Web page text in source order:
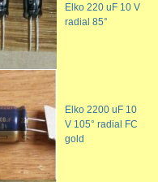
Elko 220 uF 10 V
radial 85°
Elko 2200 uF 10
V 105° radial FC
gold